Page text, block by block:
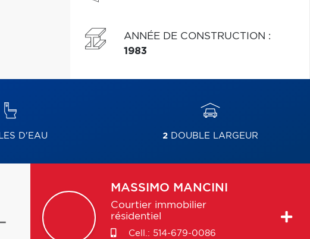
ANNÉE DE CONSTRUCTION :
1983
D'EAU 2DOUBLE LARGEUR
MASSIMO MANCINI
Courtier immobilier
résidentiel
Cell.: 514-679-0086